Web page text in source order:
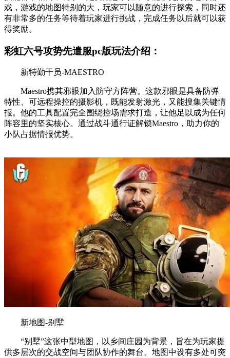
戏，游戏的地图特别的大，玩家可以随意的进行探索，同时还
有非常多的任务等待着玩家进行挑战，完成任务以后就可以获
得奖励。
彩虹六号攻势先遣服pc版玩法介绍：
新特勤干员-MAESTRO
Maestro携其邪眼加入防守方阵营。这款邪眼是具备防弹
特性、可远程操控的摄影机，既能发射激光，又能搜集关键情
报。他的工具配置完全围绕控场需求打造，让他足以成为任何
阵容里的坚实核心。通过战斗通行证解锁Maestro，助力你的
小队占据情报优势。
新地图-别墅
“别墅”这张中型地图，以乡间庄园为背景，旨在为玩家提
供多层次的交战空间与团队协作的舞台。地图中设有多处可突